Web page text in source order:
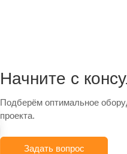
Начните с
Подберём оптимальное
проекта.
Задать вопрос